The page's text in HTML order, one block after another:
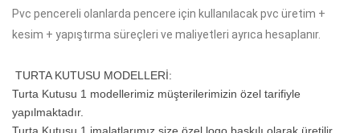
Pvc pencereli olanlarda pencere için kullanılacak pvc üretim +
kesim + yapıştırma süreçleri ve maliyetleri ayrıca hesaplanır.
TURTA KUTUSU MODELLERİ:
Turta Kutusu 1 modellerimiz müşterilerimizin özel tarifiyle
yapılmaktadır.